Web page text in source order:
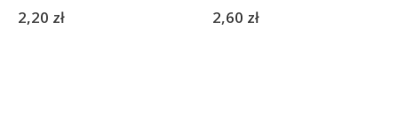
2,20 zł 2,60 zł